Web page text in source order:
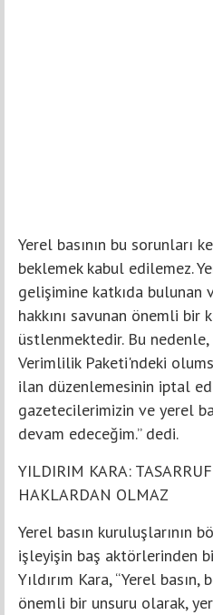
Yerel basının bu sorunları
beklemek kabul edilemez.
gelişimine katkıda bulunan
hakkını savunan önemli bir
üstlenmektedir. Bu
Verimlilik Paketi'ndeki
ilan düzenlemesinin iptal
gazetecilerimizin ve yerel
devam edeceğim.” dedi.
YILDIRIM KARA:
HAKLARDAN OLMAZ
Yerel basın kuruluşlarının
işleyişin baş aktörlerinden
Yıldırım Kara, “Yerel
önemli bir unsuru olarak,